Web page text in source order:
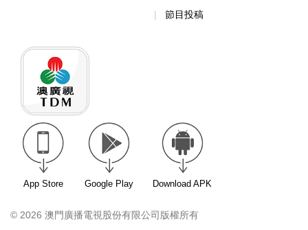
節目投稿
App Store Google Play Download APK
© 2026 澳門廣播電視股份有限公司版權所有